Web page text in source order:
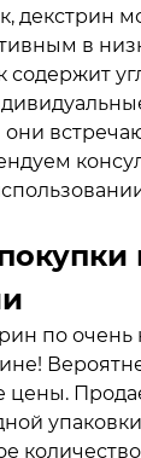
декстрин
в
содержит
они
по очень
цены.
количество